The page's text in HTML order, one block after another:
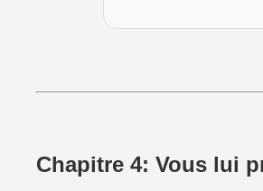
Chapitre 4: Vous lui